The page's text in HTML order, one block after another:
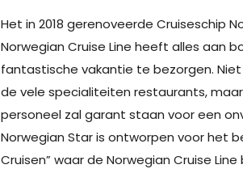
Het in 2018 gerenoveerde Cruiseschip
Norwegian Cruise Line heeft alles aan
fantastische vakantie te bezorgen.
de vele specialiteiten restaurants,
personeel zal garant staan voor een
Norwegian Star is ontworpen voor het
Cruisen” waar de Norwegian Cruise